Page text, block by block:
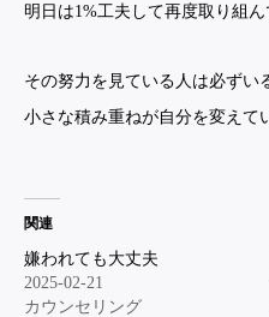
明日は1%工夫して再度取り組ん
その努力を見ている人は必ずい
小さな積み重ねが自分を変えて
関連
嫌われても大丈夫
2025-02-21
カウンセリング